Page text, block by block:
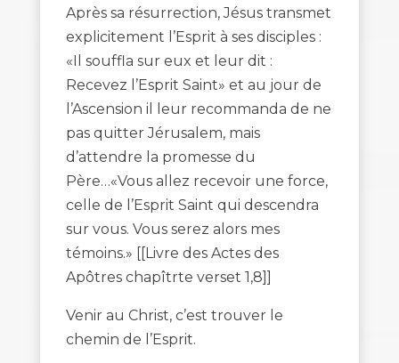
Après sa résurrection, Jésus transmet
explicitement l’Esprit à ses disciples :
«Il souffla sur eux et leur dit :
Recevez l’Esprit Saint» et au jour de
l’Ascension il leur recommanda de ne
pas quitter Jérusalem, mais
d’attendre la promesse du
Père…«Vous allez recevoir une force,
celle de l’Esprit Saint qui descendra
sur vous. Vous serez alors mes
témoins.» [[Livre des Actes des
Apôtres chapîtrte verset 1,8]]
Venir au Christ, c’est trouver le
chemin de l’Esprit.